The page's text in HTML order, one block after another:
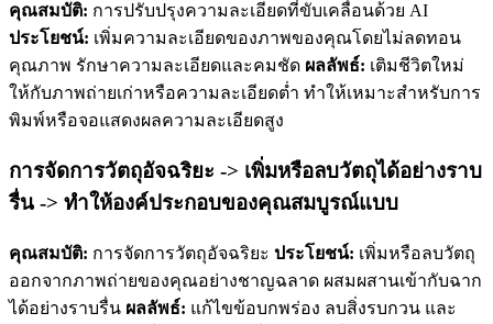
คุณสมบัติ: การปรับปรุงความละเอียดที่ขับเคลื่อนด้วย AI
ประโยชน์: เพิ่มความละเอียดของภาพของคุณโดยไม่ลดทอน
คุณภาพ รักษาความละเอียดและคมชัด ผลลัพธ์: เติมชีวิตใหม่
ให้กับภาพถ่ายเก่าหรือความละเอียดต่ำ ทำให้เหมาะสำหรับการ
พิมพ์หรือจอแสดงผลความละเอียดสูง
การจัดการวัตถุอัจฉริยะ -> เพิ่มหรือลบวัตถุได้อย่างราบ
รื่น -> ทำให้องค์ประกอบของคุณสมบูรณ์แบบ
คุณสมบัติ: การจัดการวัตถุอัจฉริยะ ประโยชน์: เพิ่มหรือลบวัตถุ
ออกจากภาพถ่ายของคุณอย่างชาญฉลาด ผสมผสานเข้ากับฉาก
ได้อย่างราบรื่น ผลลัพธ์: แก้ไขข้อบกพร่อง ลบสิ่งรบกวน และ